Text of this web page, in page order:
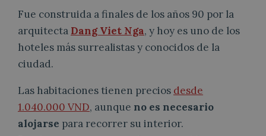
Fue construida a finales de los años 90 por la
arquitecta Dang Viet Nga, y hoy es uno de los
hoteles más surrealistas y conocidos de la
ciudad.
Las habitaciones tienen precios desde
1.040.000 VND, aunque no es necesario
alojarse para recorrer su interior.